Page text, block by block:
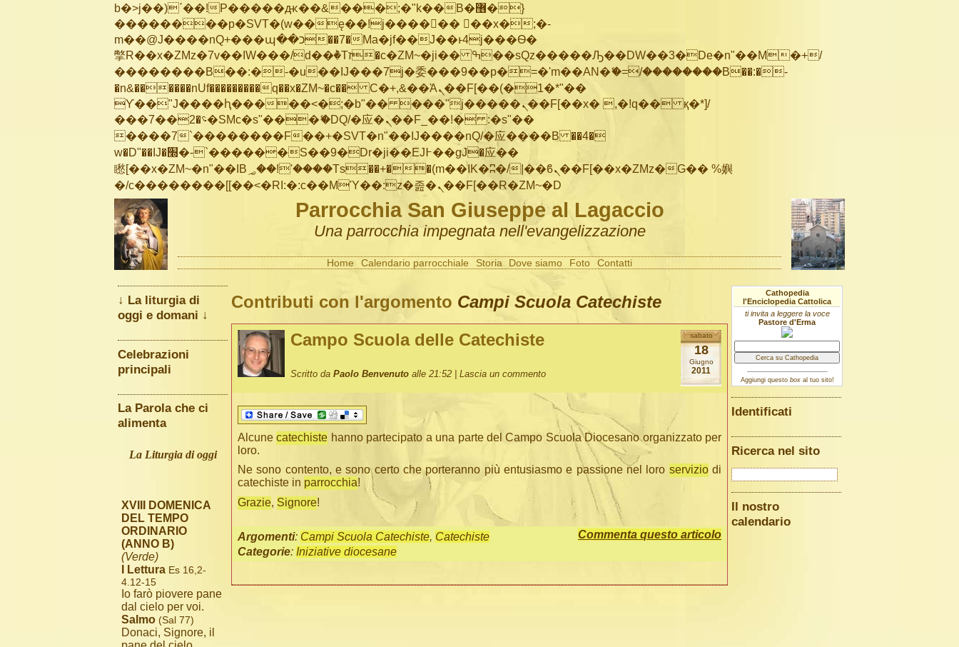
b�>j��)΄��!P�����ԫ��&���;�"k��B�޶�}
��������p�SVT�(w��ę��!j������ ��x�;�-
m��@J����nQ+���պ��כ��7�Ma�jf��J��ͱ4j���Ѳ�
撆R��x�ZMz�7v��IW���/d��ٞ�Тז�c�ZM~�ji�� ߒ��sQz�����Ԡ��DW��3�De�n"��M�+/
��������B��:�-�u��IJ���7j�委���9��p�=�'m��AN�ޭ�=/��������B��:�-
�n&������nUf���������q��x�ZM~�c�� Ϲ�+,&��Ὰܢ��F[��(�1�*"��
ϒ��"J����ԧ�����<�;�b"�� ���"j�����ܢ��F[��x� ,�!q�� қ�*]/
���؝�2��7�SMc�s"���ޭ�DQ/�应�ܢ��F_��!� :�s"��
����7`��������F��+�SVT�n"��IJ����nQ/�应����B ��4�
w�D"��IJ�׭�-`������S��9�Dr�ji��EJ߅��gJ�应��
矁[��x�ZM~�n"��IB؃��!'����Тѕ��+��(m��IK�ʭ�/|��ϐܢ��F[��x�ZMz�G�� %嬩
�/c��������[[��<�RI:�:c��MΎ��:z�졾�ܢ��F[��R�ZM~�D
Parrocchia San Giuseppe al Lagaccio
Una parrocchia impegnata nell'evangelizzazione
Home Calendario parrocchiale Storia Dove siamo Foto Contatti
Contributi con l'argomento Campi Scuola Catechiste
sabato
18
Giugno
2011
Campo Scuola delle Catechiste
Scritto da Paolo Benvenuto alle 21:52 | Lascia un commento
Alcunecatechiste hanno partecipato a una parte del Campo Scuola Diocesano organizzato per
loro.
Ne sono contento, e sono certo che porteranno più entusiasmo e passione nel loro serviziodi
catechiste in parrocchia!
Grazie, Signore!
Commenta questo articolo
Argomenti: Campi Scuola Catechiste, Catechiste
Categorie: Iniziative diocesane
↓ La liturgia di
oggi e domani ↓
Celebrazioni
principali
La Parola che ci
alimenta
La Liturgia di oggi
XVIII DOMENICA
DEL TEMPO
ORDINARIO
(ANNO B)
(Verde)
I Lettura Es 16,2-
4.12-15
Io farò piovere pane
dal cielo per voi.
Salmo (Sal 77)
Donaci, Signore, il
Cathopedia
l'Enciclopedia Cattolica
ti invita a leggere la voce
Pastore d'Erma
Aggiungi questo boxal tuo sito!
Identificati
Ricerca nel sito
Il nostro
calendario